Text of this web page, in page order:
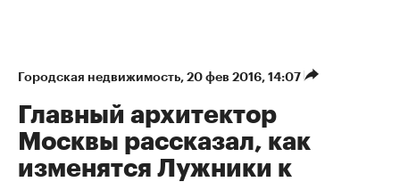
Городская недвижимость⁠, 20 фев 2016, 14:07
Главный архитектор
Москвы рассказал, как
изменятся Лужники к